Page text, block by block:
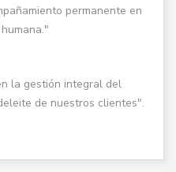
permanente en
la gestión integral del
de nuestros clientes".